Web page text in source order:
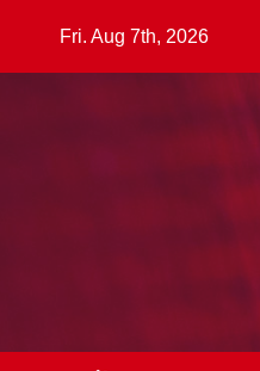
Fri. Aug 7th, 2026